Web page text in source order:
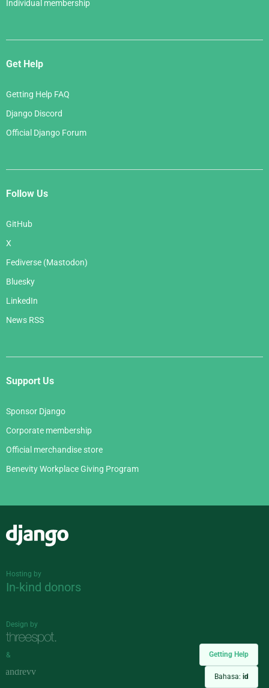
Getting Help
Bahasa: id
Individual membership
Get Help
Getting Help FAQ
Django Discord
Official Django Forum
Follow Us
GitHub
X
Fediverse (Mastodon)
Bluesky
LinkedIn
News RSS
Support Us
Sponsor Django
Corporate membership
Official merchandise store
Benevity Workplace Giving Program
Hosting by
In-kind donors
Design by
&